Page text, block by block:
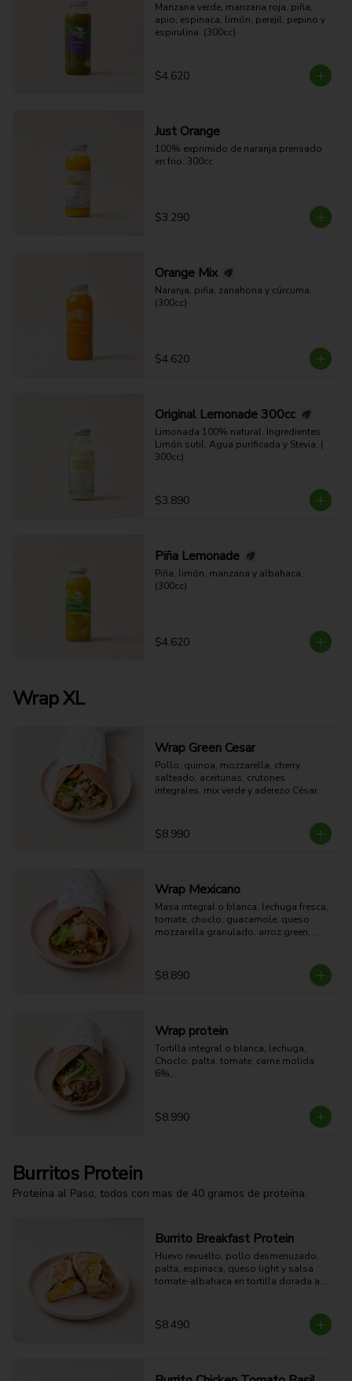
Manzana verde, manzana roja, piña,
apio, espinaca, limón, perejil, pepino y
espirulina. (300cc)
$4.620
Just Orange
100% exprimido de naranja prensado
en frio. 300cc
$3.290
Orange Mix
Naranja, piña, zanahoria y cúrcuma.
(300cc)
$4.620
Original Lemonade 300cc
Limonada 100% natural. Ingredientes:
Limón sutil, Agua purificada y Stevia. (
300cc)
$3.890
Piña Lemonade
Piña, limón, manzana y albahaca.
(300cc)
$4.620
Wrap XL
Wrap Green Cesar
Pollo, quinoa, mozzarella, cherry
salteado, aceitunas, crutones
integrales, mix verde y aderezo César.
$8.990
Wrap Mexicano
Masa integral o blanca, lechuga fresca,
tomate, choclo, guacamole, queso
mozzarella granulado, arroz green,
$8.890
Wrap protein
Tortilla integral o blanca, lechuga,
Choclo, palta, tomate, carne molida
6%,
$8.990
Burritos Protein
Proteína al Paso, todos con mas de 40 gramos de proteína.
Burrito Breakfast Protein
Huevo revuelto, pollo desmenuzado,
palta, espinaca, queso light y salsa
tomate-albahaca en tortilla dorada a
51g Proteina - 43g Carbohidratos -
$8.490